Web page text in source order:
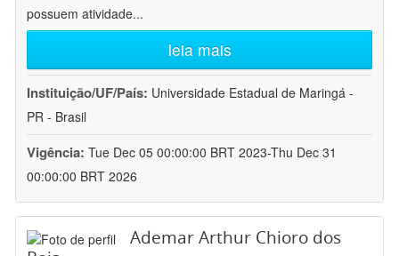
possuem atividade...
leia mais
Instituição/UF/País: Universidade Estadual de Maringá -
PR - Brasil
Vigência: Tue Dec 05 00:00:00 BRT 2023-Thu Dec 31
00:00:00 BRT 2026
Ademar Arthur Chioro dos